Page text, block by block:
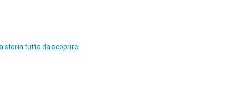
storia tutta da scoprire